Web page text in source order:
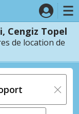
Cengiz Topel
de location de